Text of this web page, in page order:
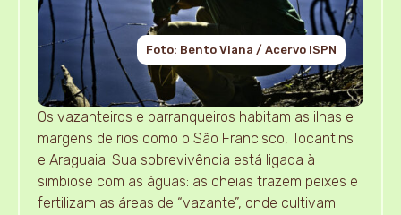
Foto: Bento Viana / Acervo ISPN
Os vazanteiros e barranqueiros habitam as ilhas e
margens de rios como o São Francisco, Tocantins
e Araguaia. Sua sobrevivência está ligada à
simbiose com as águas: as cheias trazem peixes e
fertilizam as áreas de “vazante”, onde cultivam